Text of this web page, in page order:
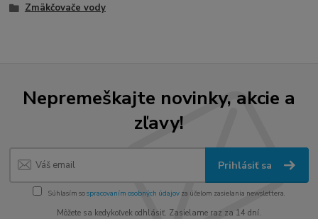
Zmäkčovače vody
Nepremeškajte novinky, akcie a
zľavy!
Prihlásiť sa
Súhlasím sospracovaním osobných údajov za účelom zasielania newslettera.
Môžete sa kedykoľvek odhlásiť. Zasielame raz za 14 dní.